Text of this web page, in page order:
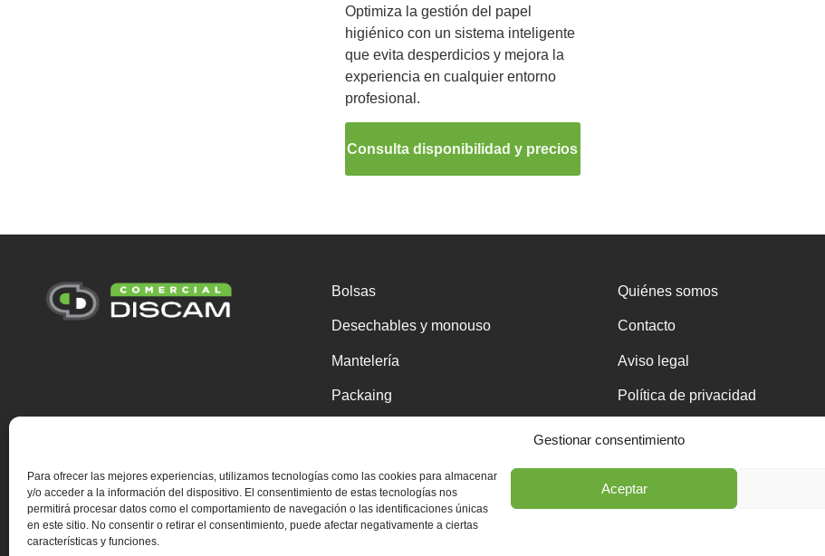
Gestionar consentimiento
Para ofrecer las mejores experiencias, utilizamos tecnologías como las cookies para almacenar
y/o acceder a la información del dispositivo. El consentimiento de estas tecnologías nos
permitirá procesar datos como el comportamiento de navegación o las identificaciones únicas
en este sitio. No consentir o retirar el consentimiento, puede afectar negativamente a ciertas
características y funciones.
Aceptar
Optimiza la gestión del papel
higiénico con un sistema inteligente
que evita desperdicios y mejora la
experiencia en cualquier entorno
profesional.
Consulta disponibilidad y precios
Bolsas
Desechables y monouso
Mantelería
Packaing
Útiles de limpieza
Higiene personal
Quiénes somos
Contacto
Aviso legal
Política de privacidad